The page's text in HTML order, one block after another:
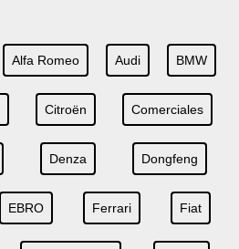
Alfa Romeo Audi BMW
Citroën Comerciales
Denza Dongfeng
EBRO Ferrari Fiat